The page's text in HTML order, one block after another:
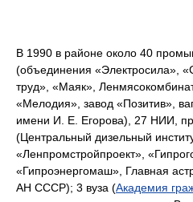
В 1990 в районе около 40
(объединения «Электросила»,
труд», «Маяк»,
«Мелодия», завод «Позитив»,
имени И. Е. Егорова), 27 НИИ,
(Центральный дизельный
«Ленпромстройпроект»,
«Гипроэнергомаш», Главная
АН СССР); 3 вуза (Академия